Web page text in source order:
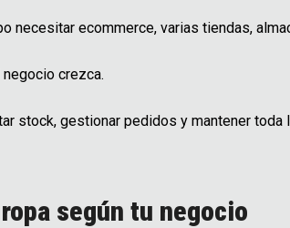
ecommerce, varias tiendas,
crezca.
stock, gestionar pedidos y mantener
según tu negocio